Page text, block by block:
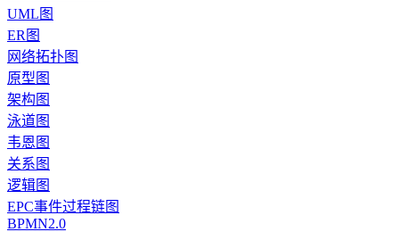
UML图
ER图
网络拓扑图
原型图
架构图
泳道图
韦恩图
关系图
逻辑图
EPC事件过程链图
BPMN2.0